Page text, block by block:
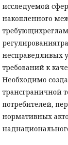
исследуемой
накопленного
несправедливых
требований к
Необходимо
трансграничной
потребителей,
нормативных